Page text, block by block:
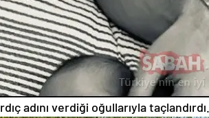
adını verdiği oğullarıyla taçlandırdı.